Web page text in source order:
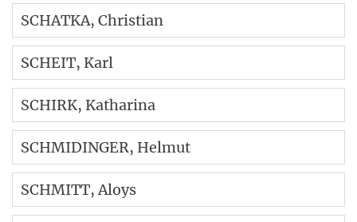
SCHATKA, Christian
SCHEIT, Karl
SCHIRK, Katharina
SCHMIDINGER, Helmut
SCHMITT, Aloys